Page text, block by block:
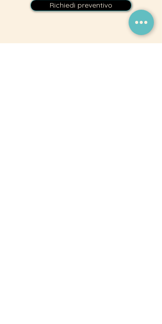
Richiedi preventivo